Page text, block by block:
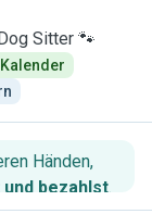
Sitter 🐾
Händen,
bezahlst.